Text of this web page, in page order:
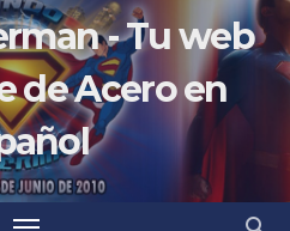
- Tu web
de Acero en